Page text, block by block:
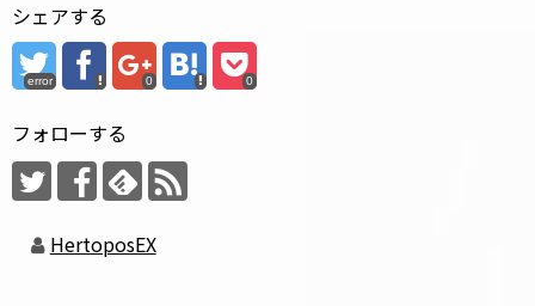
シェアする
error 0 0
フォローする
HertoposEX